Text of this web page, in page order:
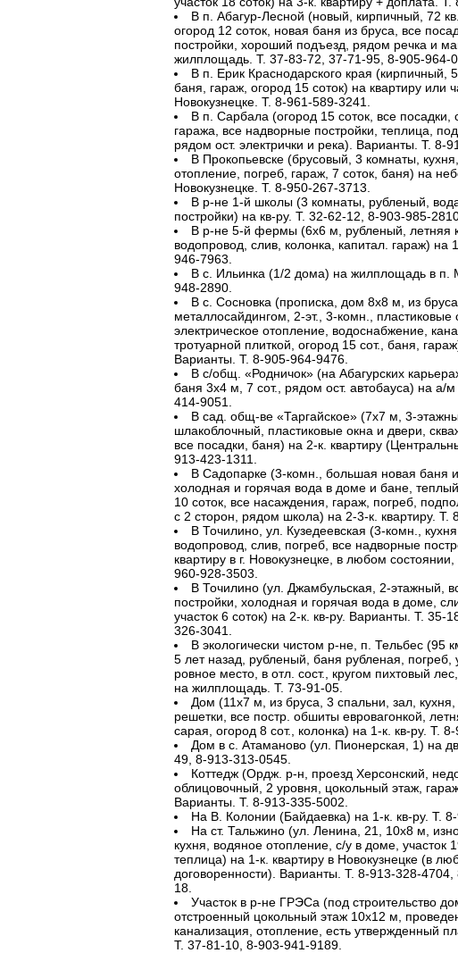
В п. Абагур-Лесной (новый, кирпичный, 72
огород 12 соток, новая баня из бруса, все
постройки, хороший подъезд, рядом речка и
жилплощадь. Т. 37-83-72, 37-71-95, 8-905-964-
В п. Ерик Краснодарского края (кирпичный, 5
баня, гараж, огород 15 соток) на квартиру или
Новокузнецке. Т. 8-961-589-3241.
В п. Сарбала (огород 15 соток, все посадки,
гаража, все надворные постройки, теплица,
рядом ост. электрички и река). Варианты. Т. 8-
В Прокопьевске (брусовый, 3 комнаты,
отопление, погреб, гараж, 7 соток, баня) на
Новокузнецке. Т. 8-950-267-3713.
В р-не 1-й школы (3 комнаты, рубленый,
постройки) на кв-ру. Т. 32-62-12, 8-903-985-
В р-не 5-й фермы (6х6 м, рубленый, летняя
водопровод, слив, колонка, капитал. гараж) на
946-7963.
В с. Ильинка (1/2 дома) на жилплощадь в п.
948-2890.
В с. Сосновка (прописка, дом 8х8 м, из
металлосайдингом, 2-эт., 3-комн., пластиковые
электрическое отопление, водоснабжение,
тротуарной плиткой, огород 15 сот., баня,
Варианты. Т. 8-905-964-9476.
В с/общ. «Родничок» (на Абагурских
баня 3х4 м, 7 сот., рядом ост. автобауса) на а/
414-9051.
В сад. общ-ве «Таргайское» (7х7 м, 3-
шлакоблочный, пластиковые окна и двери,
все посадки, баня) на 2-к. квартиру
913-423-1311.
В Садопарке (3-комн., большая новая баня
холодная и горячая вода в доме и бане,
10 соток, все насаждения, гараж, погреб,
с 2 сторон, рядом школа) на 2-3-к. квартиру. Т.
В Точилино, ул. Кузедеевская (3-комн.,
водопровод, слив, погреб, все надворные
квартиру в г. Новокузнецке, в любом
960-928-3503.
В Точилино (ул. Джамбульская, 2-этажный,
постройки, холодная и горячая вода в доме,
участок 6 соток) на 2-к. кв-ру. Варианты. Т.
326-3041.
В экологически чистом р-не, п. Тельбес (95
5 лет назад, рубленый, баня рубленая, погреб,
ровное место, в отл. сост., кругом пихтовый
на жилплощадь. Т. 73-91-05.
Дом (11х7 м, из бруса, 3 спальни, зал, кухня,
решетки, все постр. обшиты евровагонкой,
сарая, огород 8 сот., колонка) на 1-к. кв-ру. Т.
Дом в с. Атаманово (ул. Пионерская, 1) на
49, 8-913-313-0545.
Коттедж (Ордж. р-н, проезд Херсонский,
облицовочный, 2 уровня, цокольный этаж,
Варианты. Т. 8-913-335-5002.
На В. Колонии (Байдаевка) на 1-к. кв-ру. Т.
На ст. Тальжино (ул. Ленина, 21, 10х8 м,
кухня, водяное отопление, с/у в доме, участок
теплица) на 1-к. квартиру в Новокузнецке (в
договоренности). Варианты. Т. 8-913-328-
18.
Участок в р-не ГРЭСа (под строительство
отстроенный цокольный этаж 10х12 м,
канализация, отопление, есть утвержденный
Т. 37-81-10, 8-903-941-9189.